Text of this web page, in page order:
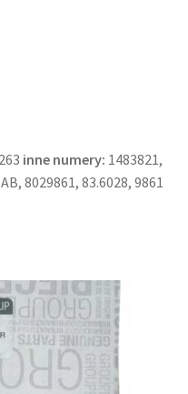
inne numery: 1483821,
8029861, 83.6028, 9861